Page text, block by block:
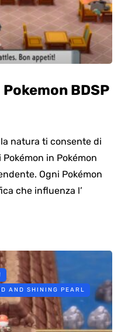
BDSP
natura ti consente di
in Pokémon
Ogni Pokémon
che influenza l’
AND SHINING PEARL